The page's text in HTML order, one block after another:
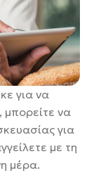
για να
να
για
με τη
μέρα.